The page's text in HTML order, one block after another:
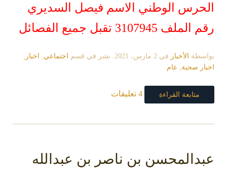
الحرس الوطني
الاسم فيصل السديري
رقم الملف 3107945
تقبل جميع الفصائل
بواسطة الأخبار في 2 مارس، 2021 . نشر في قسم اجتماعي اخبار
اخبار صحية
عام
متابعة القراءة 4 تعليقات
عبدالمحسن بن ناصر بن عبدالله